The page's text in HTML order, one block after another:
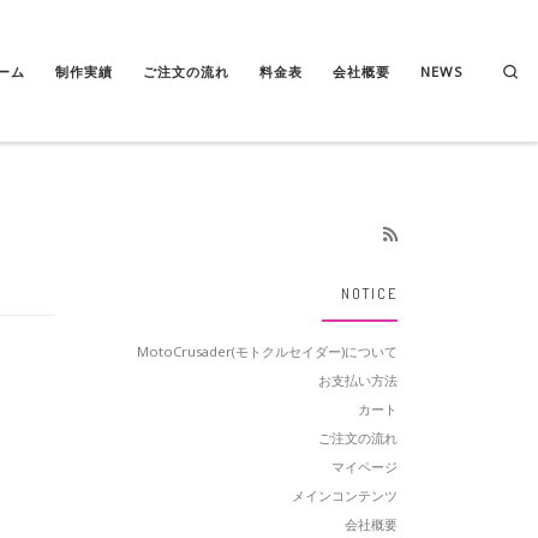
ム 制作実績 ご注文の流れ 料金表 会社概要 NEWS
NOTICE
MotoCrusader(モトクルセイダー)について
お支払い方法
カート
ご注文の流れ
マイページ
メインコンテンツ
会社概要